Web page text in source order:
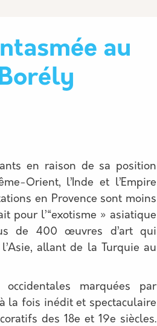
au
en raison de sa position
Orient, l’Inde et l’Empire
en Provence sont moins
pour l’“exotisme » asiatique
de 400 œuvres d’art qui
allant de la Turquie au
marquées par
la fois inédit et spectaculaire
des 18e et 19e siècles.